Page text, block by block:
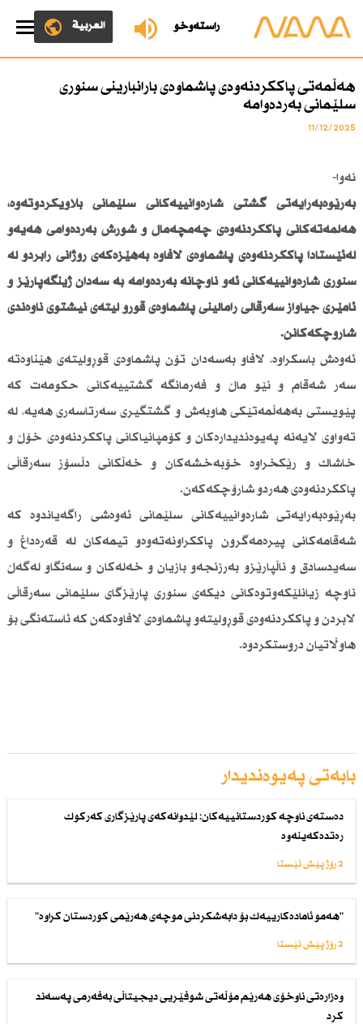
ڕاستەوخۆ العربية
هەڵمەتی پاككردنەوەی پاشماوەی بارانبارینی سنوری
سلێمانی بەردەوامە
11/12/2025
نەوا-
بەڕێوەبەرایەتی گشتی شارەوانییەكانی سلێمانی بڵاویكردۆتەوە،
هەڵمەتەكانی پاككردنەوەی چەمچەماڵ و شۆڕش بەردەوامی هەیەو
لەئێستادا پاككردنەوەی پاشماوەی لافاوە بەهێزەكەی رۆژانی رابردو لە
سنوری شارەوانییەكانی ئەو ناوچانە بەردەوامە بە سەدان ژینگەپارێز و
ئامێری جیاواز سەرقاڵی راماڵینی پاشماوەی قوڕو لیتەی نیشتوی ناوەندی
شارۆچكەكانن.
ئەوەش باسكراوە، لافاو بەسەدان تۆن پاشماوەی قوڕولیتەی هێناوەتە
سەر شەقام و نێو ماڵ و فەرمانگە گشتییەكانی حكومەت كە
پێویستی بەهەڵمەتێكی هاوبەش و گشتگیری سەرتاسەری هەیە، لە
تەواوی لایەنە پەیوەندیدارەكان و كۆمپانیاكانی پاككردنەوەی خۆڵ و
خاشاك و رێكخراوە خۆبەخشەكان و خەڵكانی دڵسۆز سەرقاڵی
پاككردنەوەی هەردو شارۆچكەكەن.
بەڕێوەبەرایەتی شارەوانییەكانی سلێمانی ئەوەشی راگەیاندوە كە
شەقامەكانی پیرەمەگرون پاككراونەتەوەو تیمەكان لە قەرەداغ و
سەیدسادق و ناڵپارێزو بەرزنجەو بازیان و خەلەكان و سەنگاو لەگەڵ
ناوچە زیانلێكەوتوەكانی دیكەی سنوری پارێزگای سلێمانی سەرقاڵی
لابردن و پاككردنەوەی قوڕولیتەو پاشماوەی لافاوەكەن كە ئاستەنگی بۆ
هاوڵاتیان دروستكردوە.
بابەتی پەیوەندیدار
دەستەی ناوچە كوردستانییەكان: لێدوانەكەی پارێزگاری كەركوك
رەتدەكەینەوە
2 رۆژ پێش ئێستا
"هەمو ئامادەكارییەك بۆ دابەشكردنی موچەی هەرێمی كوردستان كراوە"
2 رۆژ پێش ئێستا
وەزارەتی ناوخۆی هەرێم مۆڵەتی شوفێریی دیجیتاڵی بەفەرمی پەسەند
كرد